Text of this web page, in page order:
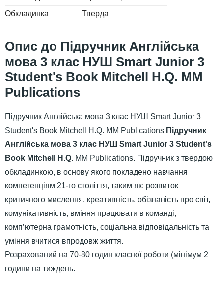
Обкладинка
Тверда
Підручник Англійська
мова 3 клас НУШ Smart Junior 3
Student's Book Mitchell H.Q. MM
Publications
Підручник Англійська мова 3 клас НУШ Smart Junior 3
Student's Book Mitchell H.Q. MM Publications Підручник
Англійська мова 3 клас НУШ Smart Junior 3 Student's
Book Mitchell H.Q. MM Publications. Підручник з твердою
обкладинкою, в основу якого покладено навчання
компетенціям 21-го століття, таким як: розвиток
критичного мислення, креативність, обізнаність про світ,
комунікативність, вміння працювати в команді,
комп’ютерна грамотність, соціальна відповідальність та
уміння вчитися впродовж життя.
Розрахований на 70-80 годин класної роботи (мінімум 2
години на тиждень.